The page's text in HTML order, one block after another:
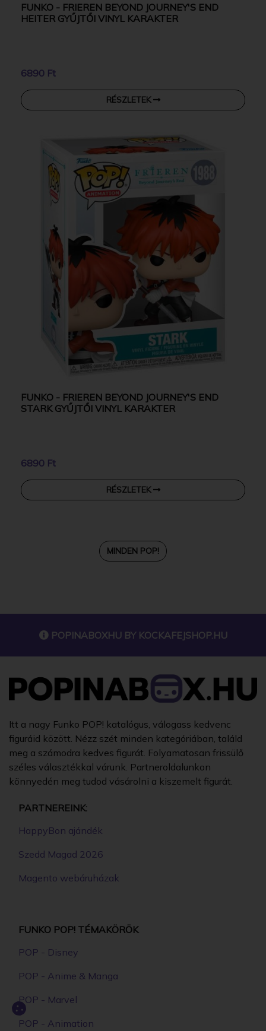
FUNKO - FRIEREN BEYOND JOURNEY'S END
HEITER GYŰJTŐI VINYL KARAKTER
6890 Ft
RÉSZLETEK
FUNKO - FRIEREN BEYOND JOURNEY'S END
STARK GYŰJTŐI VINYL KARAKTER
6890 Ft
RÉSZLETEK
MINDEN POP!
POPINABOXHU BY KOCKAFEJSHOP.HU
Itt a nagy Funko POP! katalógus, válogass kedvenc
figuráid között. Nézz szét minden kategóriában, találd
meg a számodra kedves figurát. Folyamatosan frissülő
széles választékkal várunk. Partneroldalunkon
könnyedén meg tudod vásárolni a kiszemelt figurát.
PARTNEREINK:
HappyBon ajándék
Szedd Magad 2026
Magento webáruházak
FUNKO POP! TÉMAKÖRÖK
POP - Disney
POP - Anime & Manga
POP - Marvel
POP - Animation